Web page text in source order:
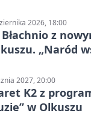
2026, 18:00
Błachnio z
„Naród
2027, 20:00
K2 z
w Olkuszu